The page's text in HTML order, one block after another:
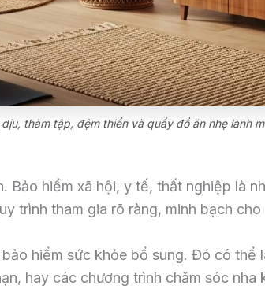
thảm tập, đệm thiền và quầy đồ ăn nhẹ lành
Bảo hiểm xã hội, y tế, thất nghiệp là
trình tham gia rõ ràng, minh bạch cho
hiểm sức khỏe bổ sung. Đó có thể
hay các chương trình chăm sóc